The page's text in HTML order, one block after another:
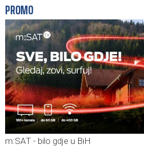
PROMO
m:SAT - bilo gdje u BiH